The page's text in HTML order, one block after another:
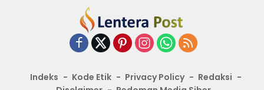
Indeks Kode Etik Privacy Policy
Redaksi